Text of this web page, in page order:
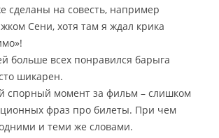
сделаны на совесть, например
Сени, хотя там я ждал крика
больше всех понравился барыга
шикарен.
спорный момент за фильм – слишком
фраз про билеты. При чем
и теми же словами.